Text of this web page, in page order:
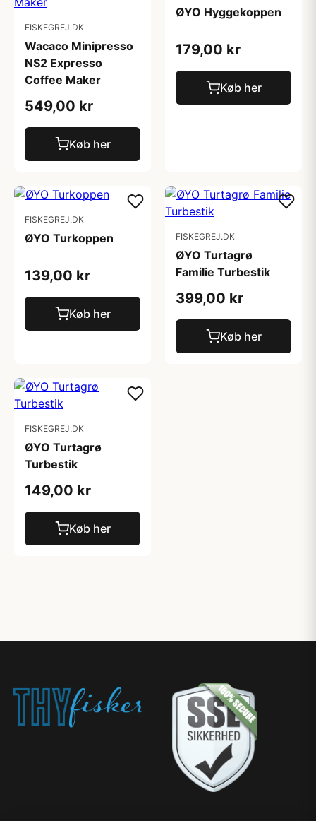
FISKEGREJ.DK
Wacaco Minipresso
NS2 Expresso
Coffee Maker
549,00 kr
Køb her
ØYO Hyggekoppen
179,00 kr
Køb her
FISKEGREJ.DK
ØYO Turkoppen
139,00 kr
Køb her
FISKEGREJ.DK
ØYO Turtagrø
Familie Turbestik
399,00 kr
Køb her
FISKEGREJ.DK
ØYO Turtagrø
Turbestik
149,00 kr
Køb her